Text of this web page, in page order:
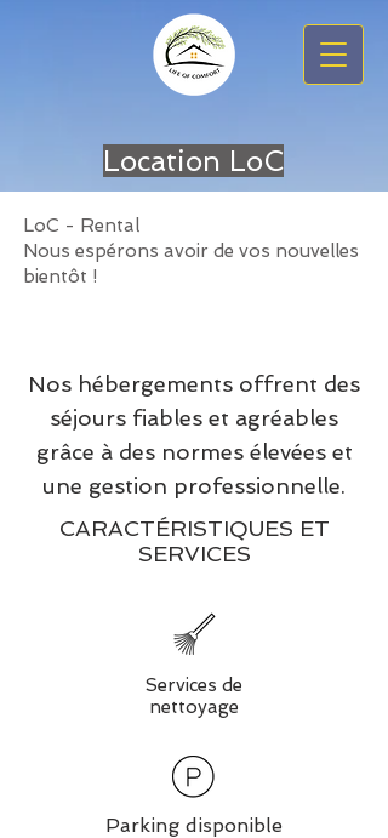
Location LoC
LoC - Rental
Nous espérons avoir de vos nouvelles
bientôt !
Nos hébergements offrent des
séjours fiables et agréables
grâce à des normes élevées et
une gestion professionnelle.
CARACTÉRISTIQUES ET
SERVICES
Services de
nettoyage
Parking disponible